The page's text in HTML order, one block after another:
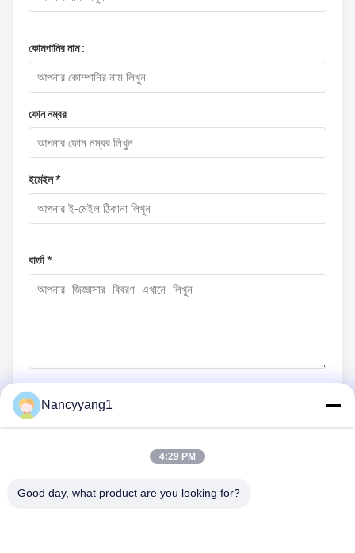
কোমপানির নাম :
ফোন নম্বর
ইমেইল *
বার্তা *
আমাদের সাথে যোগাযোগ
Nancyyang1
4:29 PM
Good day, what product are you looking for?